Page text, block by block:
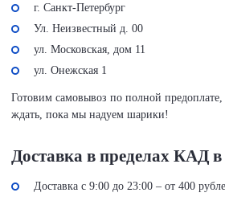
г. Санкт-Петербург
Ул. Неизвестный д. 00
ул. Московская, дом 11
ул. Онежская 1
Готовим самовывоз по полной предоплате,
ждать, пока мы надуем шарики!
Доставка в пределах КАД в
Доставка с 9:00 до 23:00 – от 400